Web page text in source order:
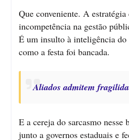
Que conveniente. A
incompetência na gestão
É um insulto à inteligência do
como a festa foi bancada.
Aliados admitem
E a cereja do sarcasmo
junto a governos estaduais e